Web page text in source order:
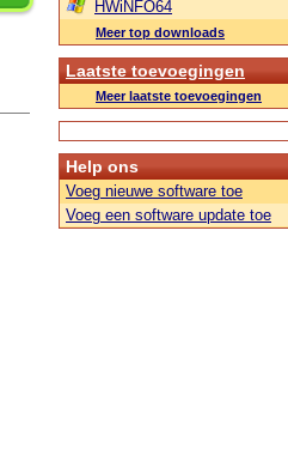
HWiNFO64
Meer top downloads
Laatste toevoegingen
Meer laatste toevoegingen
Help ons
Voeg nieuwe software toe
Voeg een software update toe